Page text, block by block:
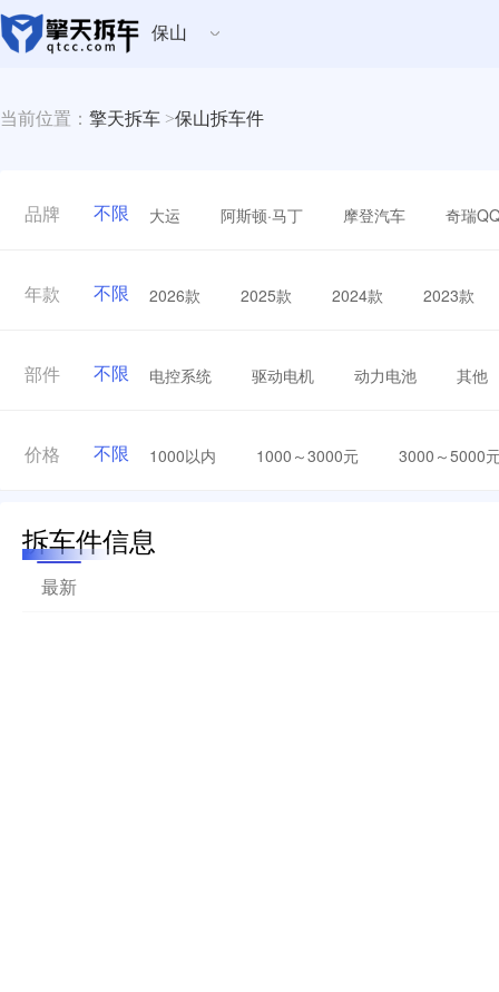
保山
当前位置： 擎天拆车 >保山拆车件
品牌 不限 大运 阿斯顿·马丁 摩登汽车 奇瑞
年款 不限 2026款 2025款 2024款 2023款
部件 不限 电控系统 驱动电机 动力电池 其他
价格 不限 1000以内 1000～3000元 3000～5000
拆车件信息
最新